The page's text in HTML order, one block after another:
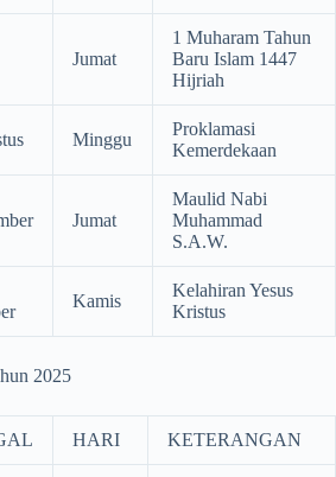
Jumat
1 Muharam Tahun
Baru Islam 1447
Hijriah
Minggu
Proklamasi
Kemerdekaan
Jumat
Maulid Nabi
Muhammad
S.A.W.
Kamis
Kelahiran Yesus
Kristus
2025
HARI KETERANGAN